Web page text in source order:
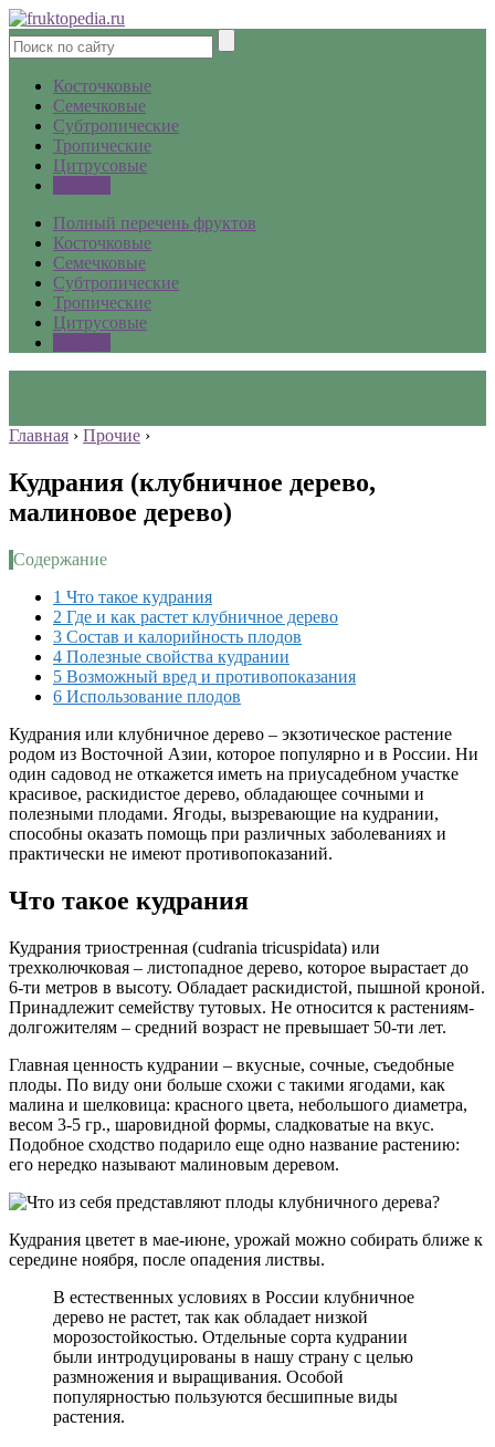
Косточковые
Семечковые
Субтропические
Тропические
Цитрусовые
Полный перечень фруктов
Косточковые
Семечковые
Субтропические
Тропические
Цитрусовые
Главная › Прочие ›
Кудрания (клубничное дерево,
малиновое дерево)
Содержание
1 Что такое кудрания
2 Где и как растет клубничное дерево
3 Состав и калорийность плодов
4 Полезные свойства кудрании
5 Возможный вред и противопоказания
6 Использование плодов
Кудрания или клубничное дерево – экзотическое растение
родом из Восточной Азии, которое популярно и в России. Ни
один садовод не откажется иметь на приусадебном участке
красивое, раскидистое дерево, обладающее сочными и
полезными плодами. Ягоды, вызревающие на кудрании,
способны оказать помощь при различных заболеваниях и
практически не имеют противопоказаний.
Что такое кудрания
Кудрания триостренная (cudrania tricuspidata) или
трехколючковая – листопадное дерево, которое вырастает до
6-ти метров в высоту. Обладает раскидистой, пышной кроной.
Принадлежит семейству тутовых. Не относится к растениям-
долгожителям – средний возраст не превышает 50-ти лет.
Главная ценность кудрании – вкусные, сочные, съедобные
плоды. По виду они больше схожи с такими ягодами, как
малина и шелковица: красного цвета, небольшого диаметра,
весом 3-5 гр., шаровидной формы, сладковатые на вкус.
Подобное сходство подарило еще одно название растению:
его нередко называют малиновым деревом.
Кудрания цветет в мае-июне, урожай можно собирать ближе к
середине ноября, после опадения листвы.
В естественных условиях в России клубничное
дерево не растет, так как обладает низкой
морозостойкостью. Отдельные сорта кудрании
были интродуцированы в нашу страну с целью
размножения и выращивания. Особой
популярностью пользуются бесшипные виды
растения.